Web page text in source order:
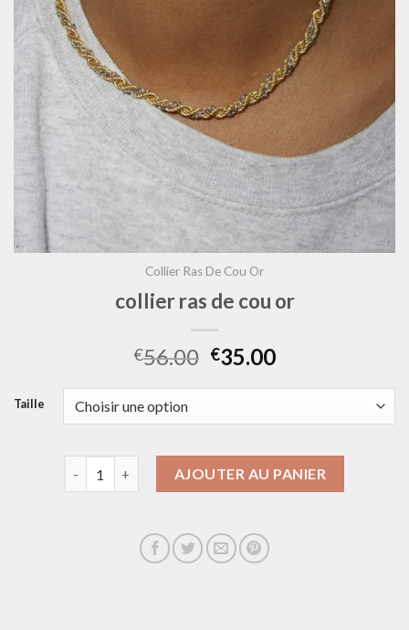
Collier Ras De Cou Or
collier ras de cou or
€56.00 €35.00
Taille
AJOUTER AU PANIER